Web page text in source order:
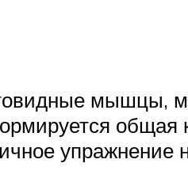
мышцы,
упражнение